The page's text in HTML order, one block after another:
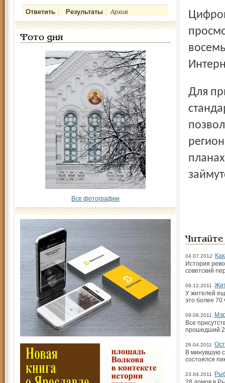
Архив
Фото дня
Все фотографии
Цифровое телевещание предполагает не только
Для приёма цифрового сигнала потребуется телевизор
04.07.2012
История
советский
09.12.2011
У жителей
это более 70
09.06.2011
Все
прошедший
26.04.2011
В минувшую
состоялся
23.04.2011